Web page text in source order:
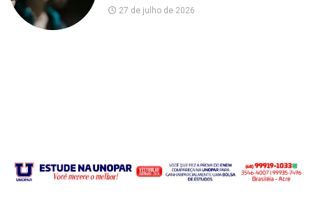
27 de julho de 2026